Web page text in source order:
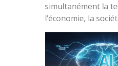
simultanément la
l’économie, la